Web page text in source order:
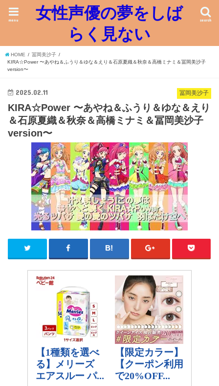
女性声優の夢をしば
らく見ない
search
menu
HOME
冨岡美沙子
KIRA☆Power 〜あやね＆ふうり＆ゆな＆えり＆石原夏織＆秋奈＆高橋ミナミ＆冨岡美沙子
version〜
冨岡美沙子
2025.02.11
KIRA☆Power 〜あやね＆ふうり＆ゆな＆えり
＆石原夏織＆秋奈＆高橋ミナミ＆冨岡美沙子
version〜